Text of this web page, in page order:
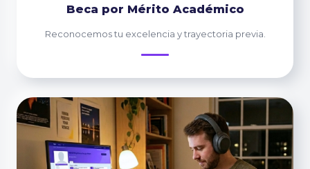
Beca por Mérito Académico
Reconocemos tu excelencia y trayectoria previa.